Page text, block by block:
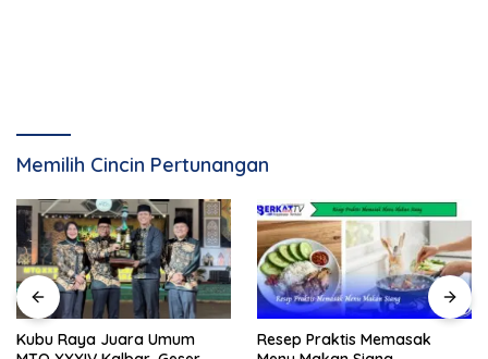
Memilih Cincin Pertunangan
Kubu Raya Juara Umum
Resep Praktis Memasak